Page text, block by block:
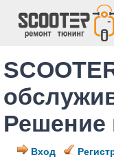
Решение
Вход